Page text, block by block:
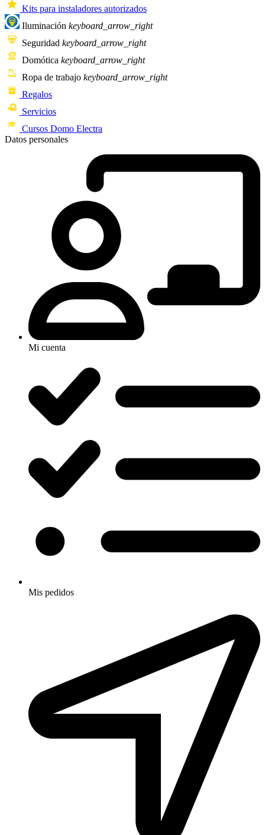
Kits para instaladores autorizados
Iluminación keyboard_arrow_right
Seguridad keyboard_arrow_right
Domótica keyboard_arrow_right
Ropa de trabajo keyboard_arrow_right
Regalos
Servicios
Cursos Domo Electra
Datos personales
Mi cuenta
Mis pedidos